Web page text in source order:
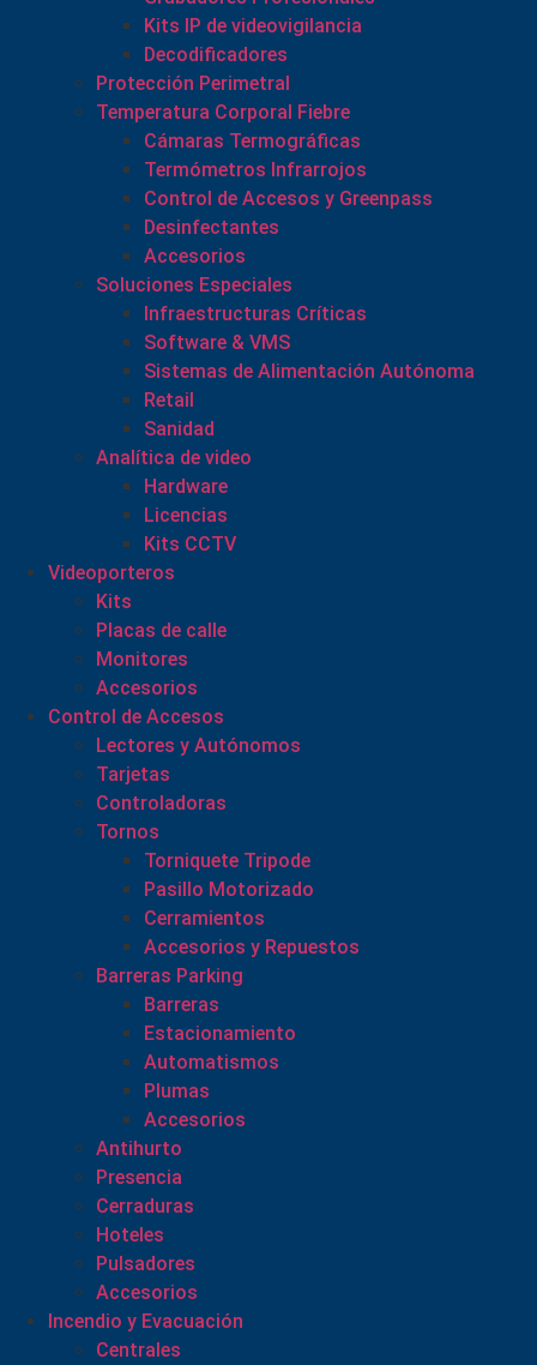
Kits IP de videovigilancia
Decodificadores
Protección Perimetral
Temperatura Corporal Fiebre
Cámaras Termográficas
Termómetros Infrarrojos
Control de Accesos y Greenpass
Desinfectantes
Accesorios
Soluciones Especiales
Infraestructuras Críticas
Software & VMS
Sistemas de Alimentación Autónoma
Retail
Sanidad
Analítica de video
Hardware
Licencias
Kits CCTV
Videoporteros
Kits
Placas de calle
Monitores
Accesorios
Control de Accesos
Lectores y Autónomos
Tarjetas
Controladoras
Tornos
Torniquete Tripode
Pasillo Motorizado
Cerramientos
Accesorios y Repuestos
Barreras Parking
Barreras
Estacionamiento
Automatismos
Plumas
Accesorios
Antihurto
Presencia
Cerraduras
Hoteles
Pulsadores
Accesorios
Incendio y Evacuación
Centrales